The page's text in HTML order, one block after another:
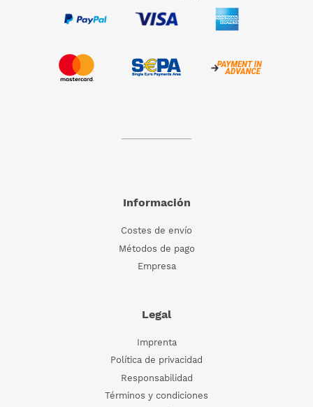
Información
Costes de envío
Métodos de pago
Empresa
Legal
Imprenta
Política de privacidad
Responsabilidad
Términos y condiciones